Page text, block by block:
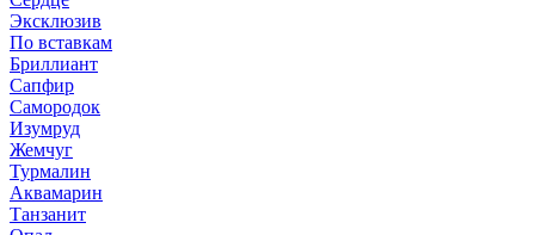
Эксклюзив
По вставкам
Бриллиант
Сапфир
Самородок
Изумруд
Жемчуг
Турмалин
Аквамарин
Танзанит